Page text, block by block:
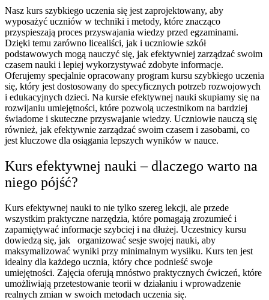
Nasz kurs szybkiego uczenia się jest zaprojektowany, aby
wyposażyć uczniów w techniki i metody, które znacząco
przyspieszają proces przyswajania wiedzy przed egzaminami.
Dzięki temu zarówno licealiści, jak i uczniowie szkół
podstawowych mogą nauczyć się, jak efektywniej zarządzać swoim
czasem nauki i lepiej wykorzystywać zdobyte informacje.
Oferujemy specjalnie opracowany program kursu szybkiego uczenia
się, który jest dostosowany do specyficznych potrzeb rozwojowych
i edukacyjnych dzieci. Na kursie efektywnej nauki skupiamy się na
rozwijaniu umiejętności, które pozwolą uczestnikom na bardziej
świadome i skuteczne przyswajanie wiedzy. Uczniowie nauczą się
również, jak efektywnie zarządzać swoim czasem i zasobami, co
jest kluczowe dla osiągania lepszych wyników w nauce.
Kurs efektywnej nauki – dlaczego warto na
niego pójść?
Kurs efektywnej nauki to nie tylko szereg lekcji, ale przede
wszystkim praktyczne narzędzia, które pomagają zrozumieć i
zapamiętywać informacje szybciej i na dłużej. Uczestnicy kursu
dowiedzą się, jak organizować sesje swojej nauki, aby
maksymalizować wyniki przy minimalnym wysiłku. Kurs ten jest
idealny dla każdego ucznia, który chce podnieść swoje
umiejętności. Zajęcia oferują mnóstwo praktycznych ćwiczeń, które
umożliwiają przetestowanie teorii w działaniu i wprowadzenie
realnych zmian w swoich metodach uczenia się.